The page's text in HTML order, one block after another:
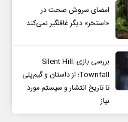
امضای سروش صحت در
«استخر» دیگر غافلگیر نمی‌کند
بررسی بازی Silent Hill:
Townfall؛ از داستان و گیم‌پلی
تا تاریخ انتشار و سیستم مورد
نیاز